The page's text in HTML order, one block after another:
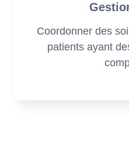
Coordonner des
patients ayant